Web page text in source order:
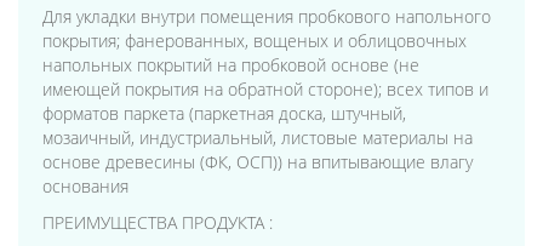
Для укладки внутри помещения пробкового напольного
покрытия; фанерованных, вощеных и облицовочных
напольных покрытий на пробковой основе (не
имеющей покрытия на обратной стороне); всех типов и
форматов паркета (паркетная доска, штучный,
мозаичный, индустриальный, листовые материалы на
основе древесины (ФК, ОСП)) на впитывающие влагу
основания
ПРЕИМУЩЕСТВА ПРОДУКТА :